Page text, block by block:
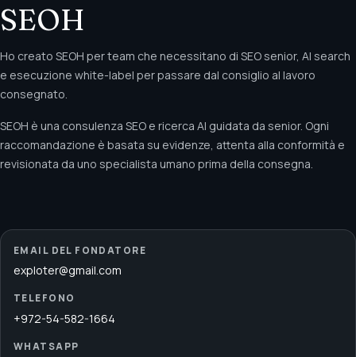
SEOH
Ho creato SEOH per team che necessitano di SEO senior, AI search
e esecuzione white-label per passare dal consiglio al lavoro
consegnato.
SEOH è una consulenza SEO e ricerca AI guidata da senior. Ogni
raccomandazione è basata su evidenze, attenta alla conformità e
revisionata da uno specialista umano prima della consegna.
EMAIL DEL FONDATORE
exploter@gmail.com
TELEFONO
+972-54-582-1664
WHATSAPP